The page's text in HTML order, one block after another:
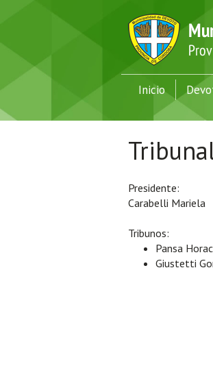
Inicio
Presidente:
Carabelli Mariela
Tribunos:
Pansa
Giustetti